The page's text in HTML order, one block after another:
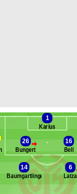
des remplaçants
1
Karius
>
26
Bungert
16
Bell
14
Baumgartlinger
6
Latza